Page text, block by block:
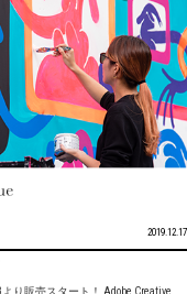
2019.12.17
り販売スタート！ Adobe Creative